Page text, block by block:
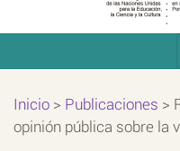
Inicio > Publicaciones >
opinión pública sobre la